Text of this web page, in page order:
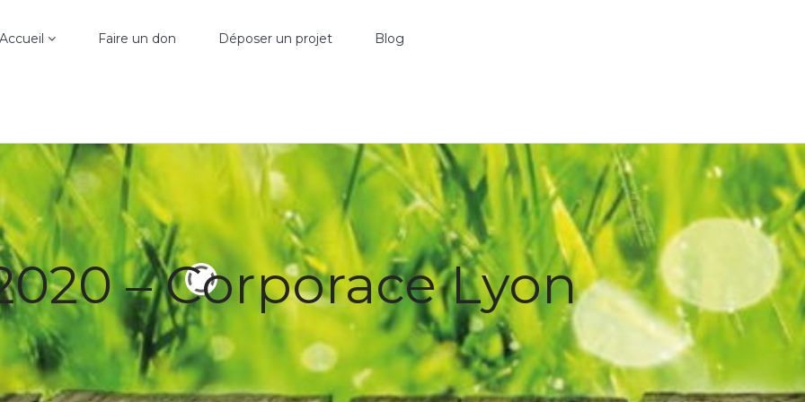
Accueil Faire un don Déposer un projet Blog
– Corporace Lyon